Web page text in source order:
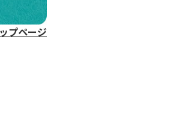
プページ